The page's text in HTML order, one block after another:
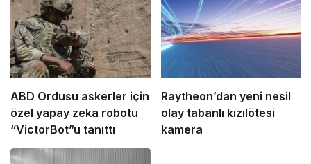
ABD Ordusu askerler için
özel yapay zeka robotu
“VictorBot”u tanıttı
Raytheon’dan yeni nesil
olay tabanlı kızılötesi
kamera